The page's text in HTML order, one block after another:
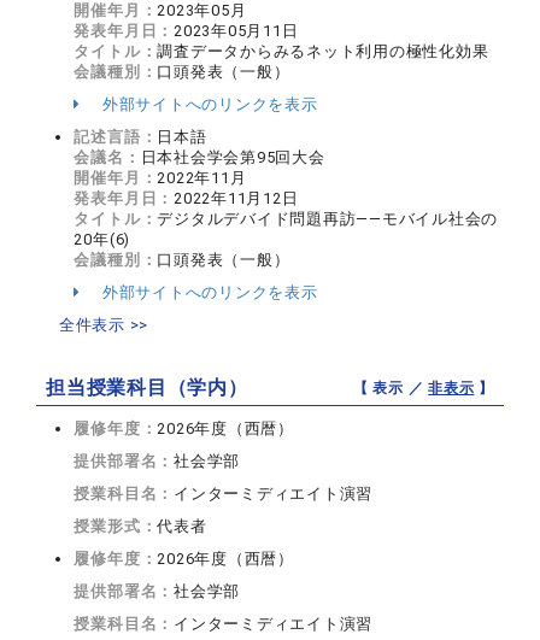
開催年月：2023年05月
発表年月日：2023年05月11日
タイトル：調査データからみるネット利用の極性化効果
会議種別： 口頭発表（一般）
外部サイトへのリンクを表示
記述言語： 日本語
会議名： 日本社会学会第95回大会
開催年月：2022年11月
発表年月日：2022年11月12日
タイトル：デジタルデバイド問題再訪――モバイル社会の
20年(6)
会議種別： 口頭発表（一般）
外部サイトへのリンクを表示
全件表示 >>
担当授業科目（学内） 【 表示 ／非表示 】
履修年度：2026年度（西暦）
提供部署名：社会学部
授業科目名： インターミディエイト演習
授業形式：代表者
履修年度：2026年度（西暦）
提供部署名：社会学部
授業科目名： インターミディエイト演習